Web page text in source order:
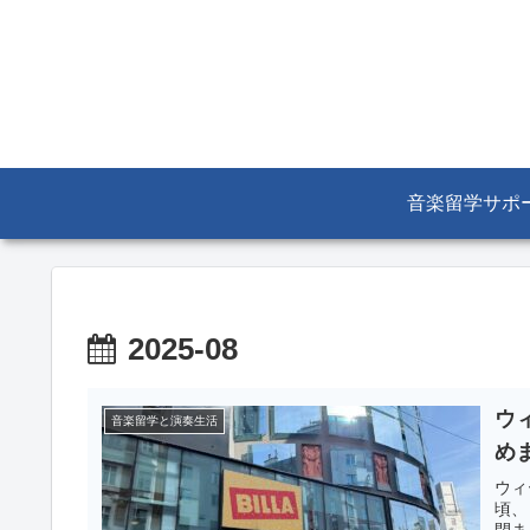
音楽留学サポ
2025-08
音楽留学と演奏生活
ウ
め
ウ
頃